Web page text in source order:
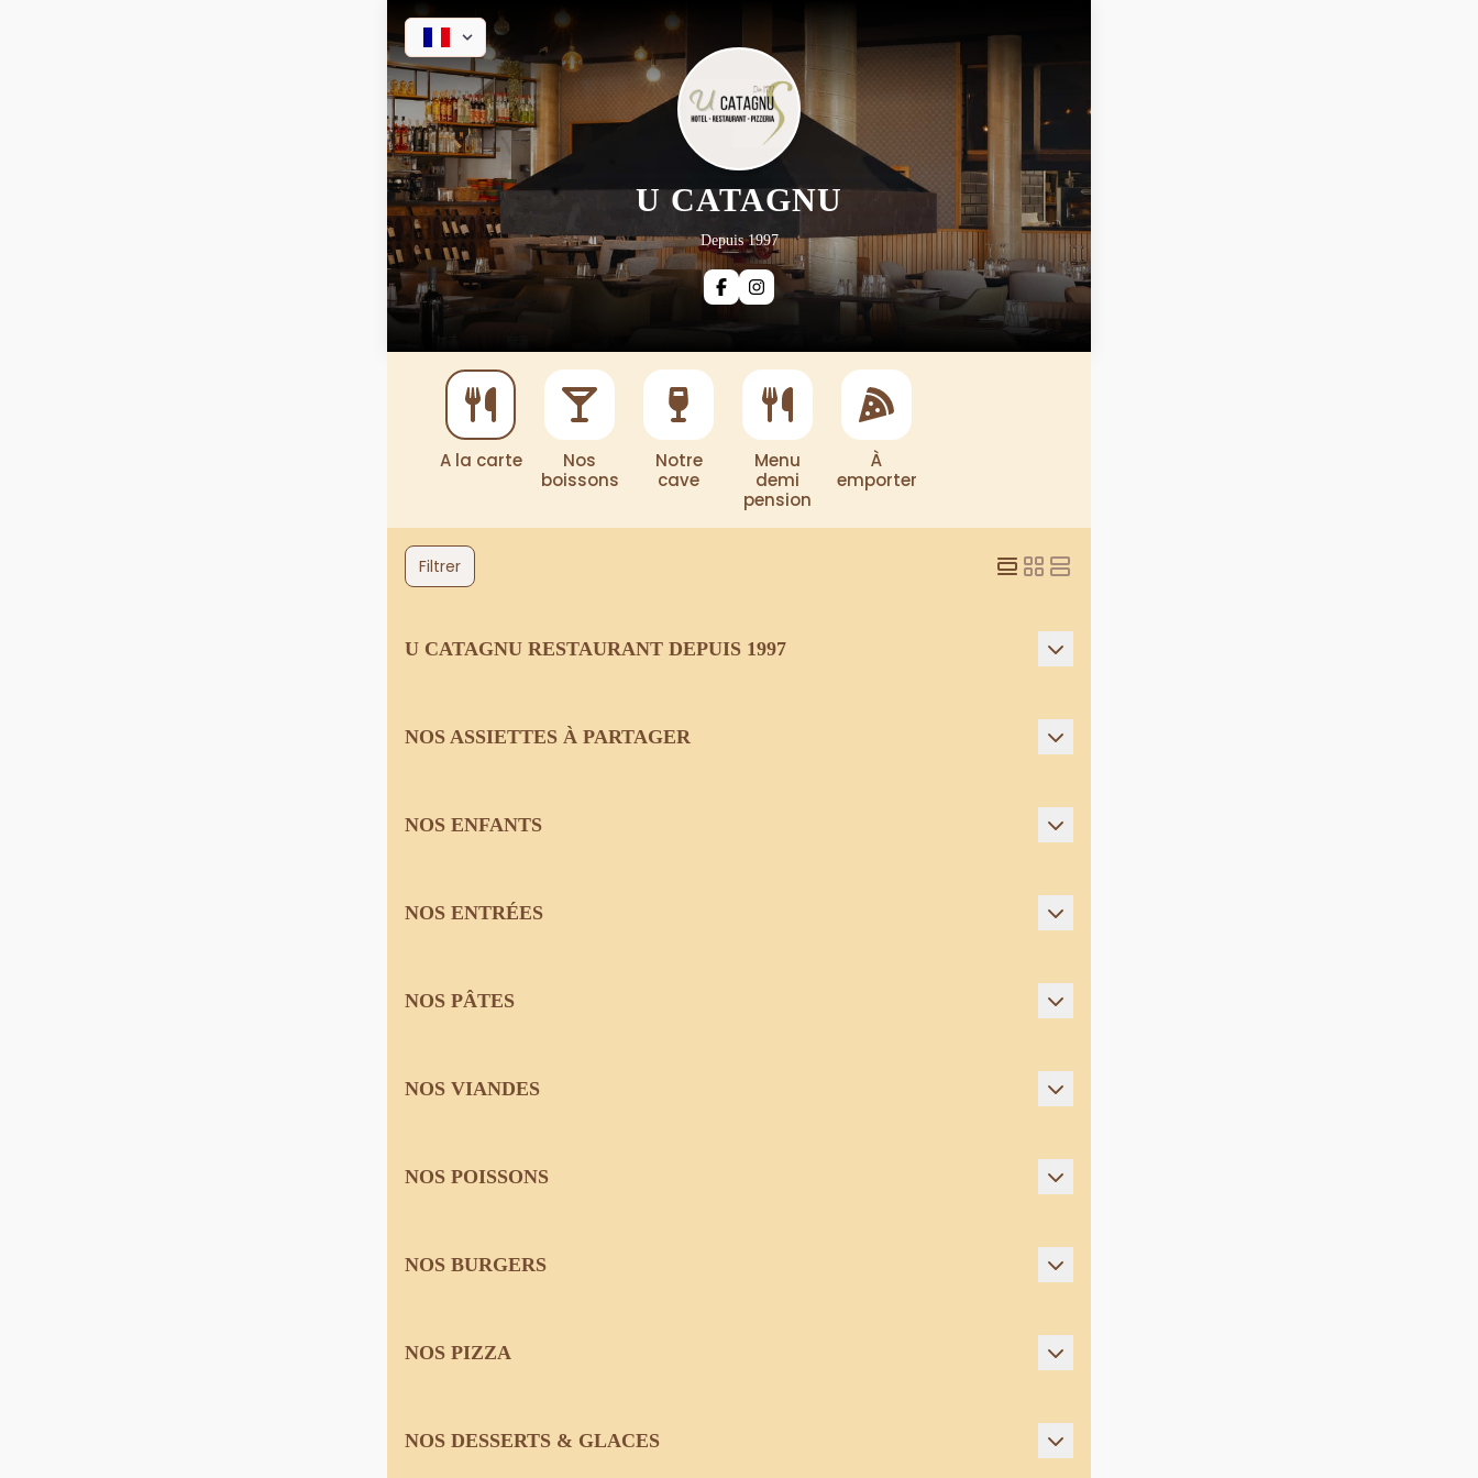
U CATAGNU
Depuis 1997
A la carte
Nos
boissons
Notre
cave
Menu
demi
pension
À
emporter
Filtrer
U CATAGNU RESTAURANT DEPUIS 1997
NOS ASSIETTES À PARTAGER
NOS ENFANTS
NOS ENTRÉES
NOS PÂTES
NOS VIANDES
NOS POISSONS
NOS BURGERS
NOS PIZZA
NOS DESSERTS & GLACES